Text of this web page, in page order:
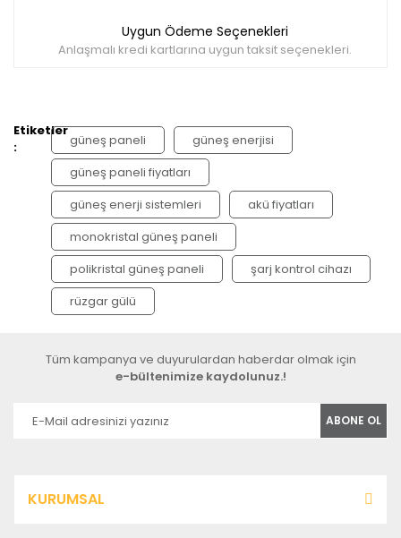
Uygun Ödeme Seçenekleri
Anlaşmalı kredi kartlarına uygun taksit seçenekleri.
Etiketler
:
güneş paneli
güneş enerjisi
güneş paneli fiyatları
güneş enerji sistemleri
akü fiyatları
monokristal güneş paneli
polikristal güneş paneli
şarj kontrol cihazı
rüzgar gülü
Tüm kampanya ve duyurulardan haberdar olmak için
e-bültenimize kaydolunuz.!
ABONE OL
KURUMSAL